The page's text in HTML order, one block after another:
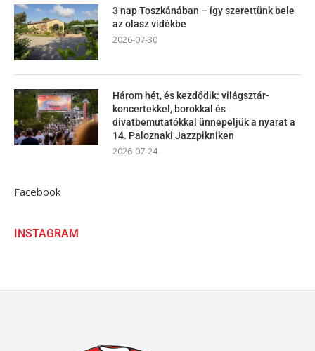
3 nap Toszkánában – így szerettünk bele
az olasz vidékbe
2026-07-30
Három hét, és kezdődik: világsztár-
koncertekkel, borokkal és
divatbemutatókkal ünnepeljük a nyarat a
14. Paloznaki Jazzpikniken
2026-07-24
Facebook
INSTAGRAM